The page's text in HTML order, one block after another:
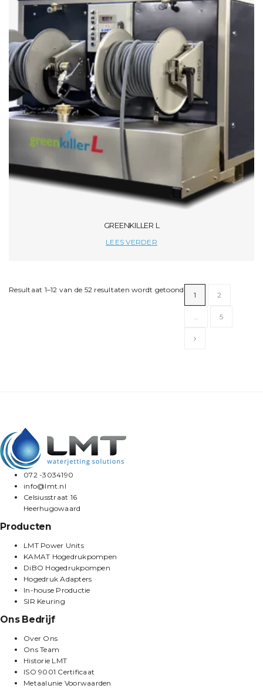
GREENKILLER L
LEES VERDER
Resultaat 1–12 van de 52 resultaten wordt getoond
1 2
… 5
072 -3034190
info@lmt.nl
Celsiusstraat 16
Heerhugowaard
Producten
LMT Power Units
KAMAT Hogedrukpompen
DiBO Hogedrukpompen
Hogedruk Adapters
In-house Productie
SIR Keuring
Ons Bedrijf
Over Ons
Ons Team
Historie LMT
ISO 9001 Certificaat
Metaalunie Voorwaarden